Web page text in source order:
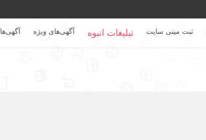
ثبت مینی سایت تبلیغات انبوه آگهی‌های ویژه آگهی‌ها